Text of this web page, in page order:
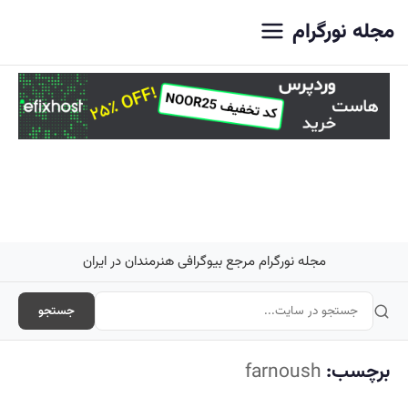
مجله نورگرام
مجله نورگرام مرجع بیوگرافی هنرمندان در ایران
جستجو
برچسب: farnoush